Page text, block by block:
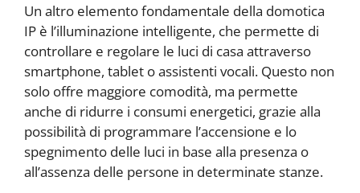
Un altro elemento fondamentale della domotica
IP è l’illuminazione intelligente, che permette di
controllare e regolare le luci di casa attraverso
smartphone, tablet o assistenti vocali. Questo non
solo offre maggiore comodità, ma permette
anche di ridurre i consumi energetici, grazie alla
possibilità di programmare l’accensione e lo
spegnimento delle luci in base alla presenza o
all’assenza delle persone in determinate stanze.